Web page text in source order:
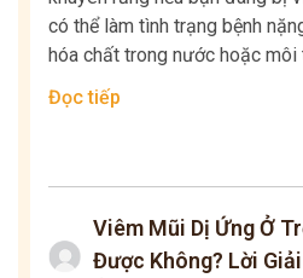
có thể làm tình trạng bệnh
hóa chất trong nước hoặc môi
Đọc tiếp
Viêm Mũi Dị Ứng Ở
Được Không? Lời